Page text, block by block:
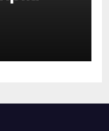
IA
Chef